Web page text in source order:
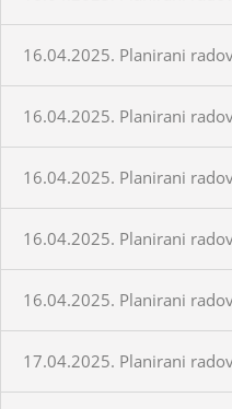
16.04.2025. Planirani
16.04.2025. Planirani
16.04.2025. Planirani
16.04.2025. Planirani
16.04.2025. Planirani
17.04.2025. Planirani